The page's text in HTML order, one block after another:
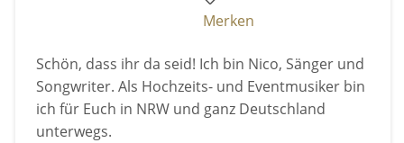
Merken
Schön, dass ihr da seid! Ich bin Nico, Sänger und
Songwriter. Als Hochzeits- und Eventmusiker bin
ich für Euch in NRW und ganz Deutschland
unterwegs.